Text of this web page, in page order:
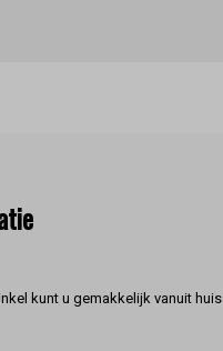
kunt u gemakkelijk vanuit huis